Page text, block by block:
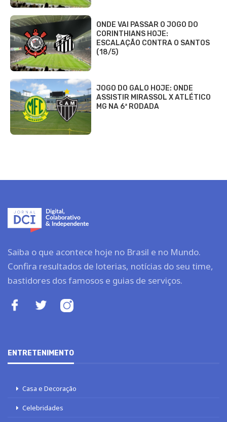
ONDE VAI PASSAR O JOGO DO
CORINTHIANS HOJE:
ESCALAÇÃO CONTRA O SANTOS
(18/5)
JOGO DO GALO HOJE: ONDE
ASSISTIR MIRASSOL X ATLÉTICO
MG NA 6ª RODADA
Saiba o que acontece hoje no Brasil e no Mundo.
Confira resultados de loterias, notícias do seu time,
bastidores dos famosos e guias de serviços.
ENTRETENIMENTO
Casa e Decoração
Celebridades